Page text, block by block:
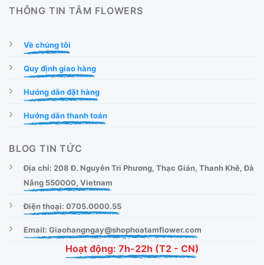
THÔNG TIN TÂM FLOWERS
Về chúng tôi
Quy định giao hàng
Hướng dẫn đặt hàng
Hướng dẫn thanh toán
BLOG TIN TỨC
Địa chỉ: 208 Đ. Nguyễn Tri Phương, Thạc Gián, Thanh Khê, Đà
Nẵng 550000, Vietnam
Điện thoại: 0705.0000.55
Email: Giaohangngay@shophoatamflower.com
Hoạt động: 7h-22h (T2 - CN)